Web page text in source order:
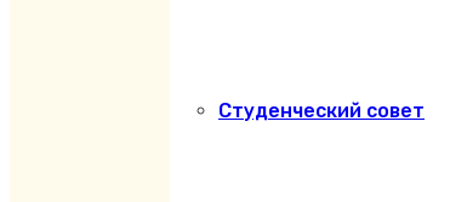
Студенческий совет